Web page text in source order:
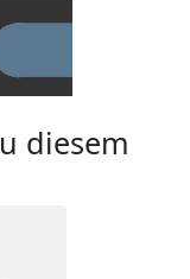
diesem